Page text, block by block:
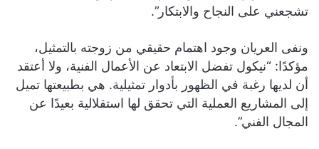
تشجعني على النجاح والابتكار”.
ونفى العريان وجود اهتمام حقيقي من زوجته بالتمثيل،
مؤكدًا: “نيكول تفضل الابتعاد عن الأعمال الفنية، ولا أعتقد
أن لديها رغبة في الظهور بأدوار تمثيلية. هي بطبيعتها تميل
إلى المشاريع العملية التي تحقق لها استقلالية بعيدًا عن
المجال الفني”.